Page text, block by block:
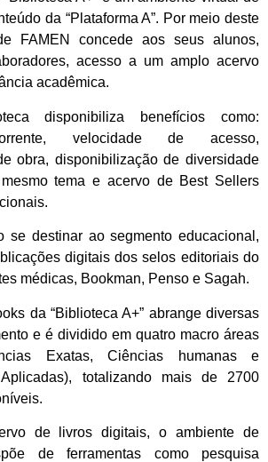
da “Plataforma A”. Por meio deste
FAMEN concede aos seus alunos,
acesso a um amplo acervo
acadêmica.
disponibiliza benefícios como:
velocidade de acesso,
obra, disponibilização de diversidade
tema e acervo de Best Sellers
se destinar ao segmento educacional,
digitais dos selos editoriais do
médicas, Bookman, Penso e Sagah.
da “Biblioteca A+” abrange diversas
e é dividido em quatro macro áreas
Exatas, Ciências humanas e
totalizando mais de 2700
de livros digitais, o ambiente de
de ferramentas como pesquisa